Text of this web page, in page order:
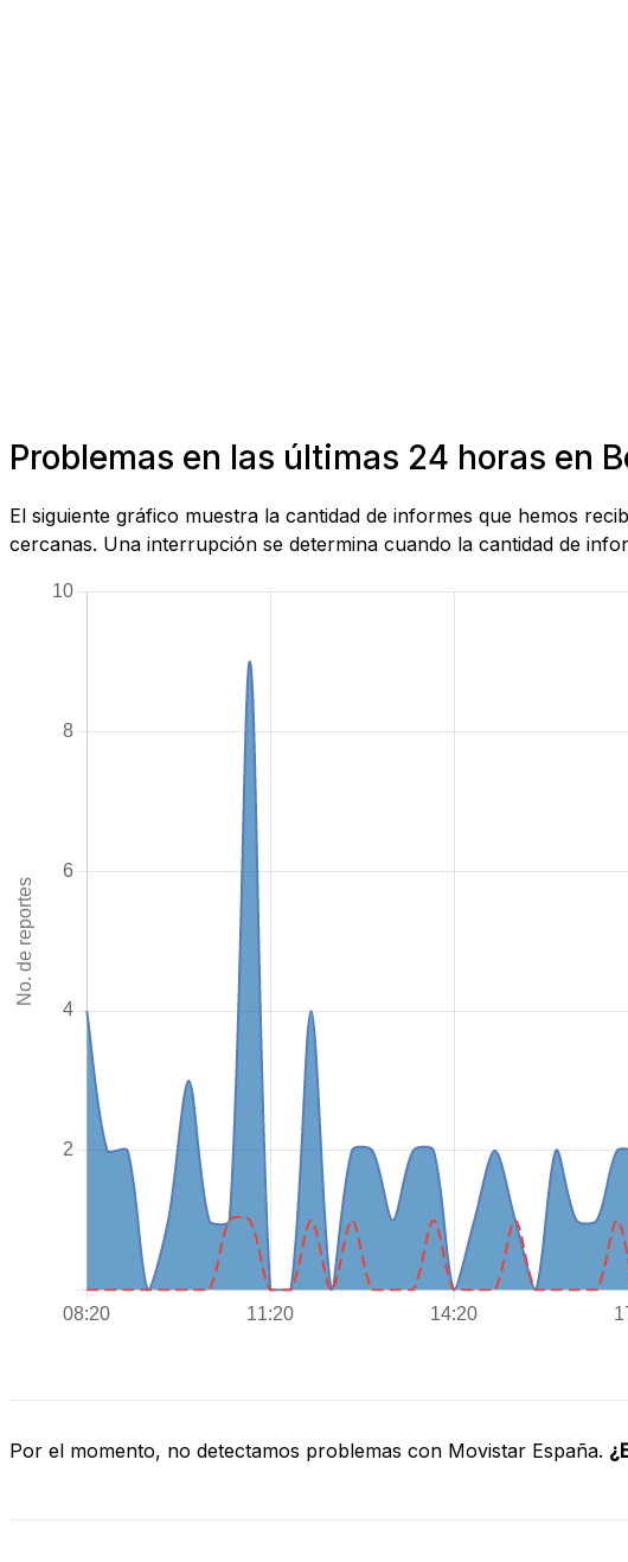
Problemas en las últimas 24 horas en
El siguiente gráfico muestra la cantidad de informes que hemos
cercanas. Una interrupción se determina cuando la cantidad de
Por el momento, no detectamos problemas con Movistar España.